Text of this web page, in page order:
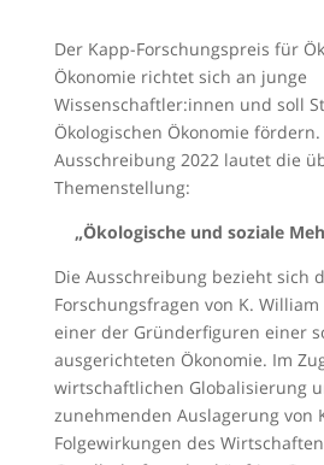
Der Kapp-Forschungspreis für
Ökonomie richtet sich an junge
Wissenschaftler:innen und soll
Ökologischen Ökonomie
Ausschreibung 2022 lautet die
Themenstellung:
„Ökologische und soziale
Die Ausschreibung bezieht sich
Forschungsfragen von K. William
einer der Gründerfiguren einer
ausgerichteten Ökonomie. Im
wirtschaftlichen Globalisierung
zunehmenden Auslagerung von
Folgewirkungen des